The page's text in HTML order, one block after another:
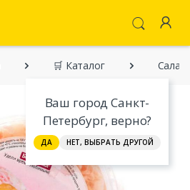
Ваш город Санкт-
Петербург, верно?
ДА НЕТ, ВЫБРАТЬ ДРУГОЙ
🛒 Каталог Салат